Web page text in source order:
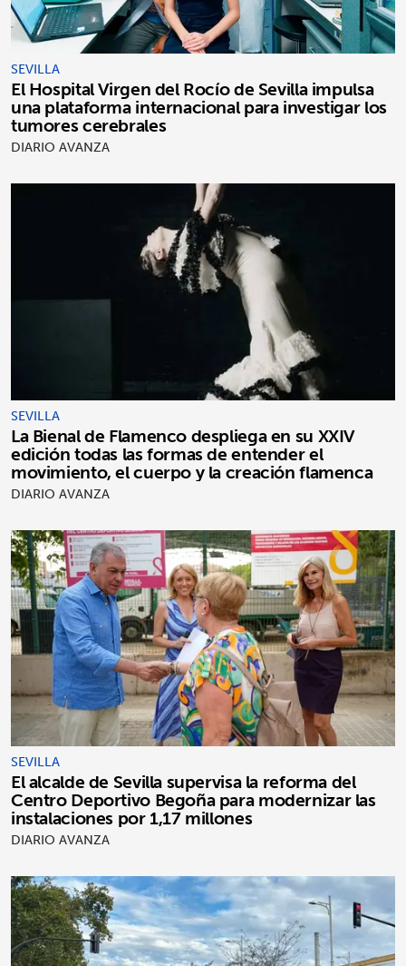
SEVILLA
El Hospital Virgen del Rocío de Sevilla impulsa
una plataforma internacional para investigar los
tumores cerebrales
DIARIO AVANZA
SEVILLA
La Bienal de Flamenco despliega en su XXIV
edición todas las formas de entender el
movimiento, el cuerpo y la creación flamenca
DIARIO AVANZA
SEVILLA
El alcalde de Sevilla supervisa la reforma del
Centro Deportivo Begoña para modernizar las
instalaciones por 1,17 millones
DIARIO AVANZA